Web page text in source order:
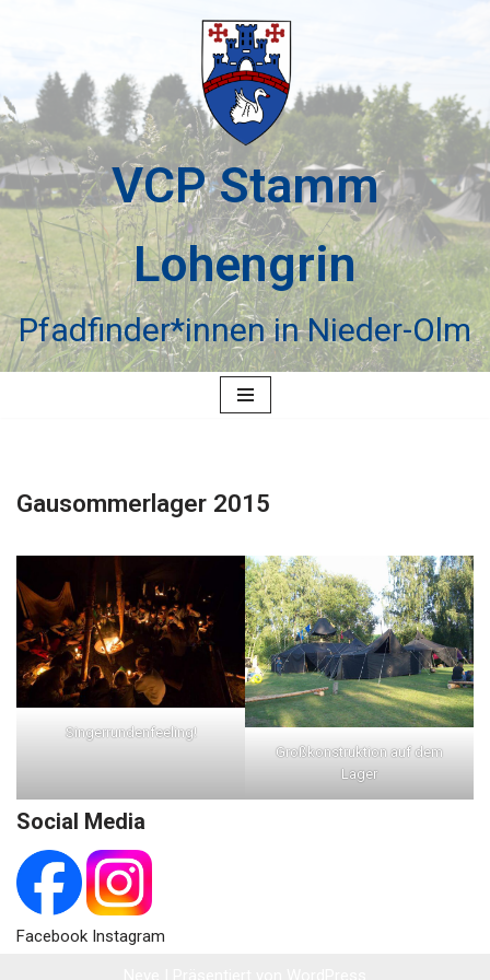
Inhalt
springen
VCP Stamm
Lohengrin
Pfadfinder*innen in Nieder-Olm
Gausommerlager 2015
Singerrundenfeeling!
Großkonstruktion auf dem
Lager
Social Media
Facebook Instagram